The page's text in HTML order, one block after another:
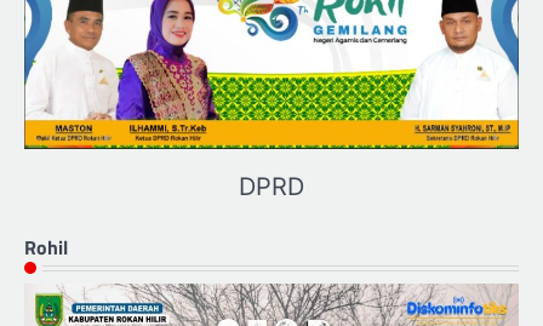
DPRD
Rohil